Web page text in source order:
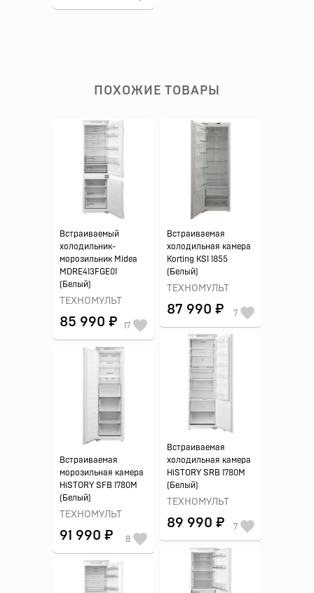
ПОХОЖИЕ ТОВАРЫ
Встраиваемый
холодильник-
морозильник Midea
MDRE413FGE01
(Белый)
ТЕХНОМУЛЬТ
85 990 ₽ 17
Встраиваемая
холодильная камера
Korting KSI 1855
(Белый)
ТЕХНОМУЛЬТ
87 990 ₽ 7
Встраиваемая
холодильная камера
HiSTORY SRB 1780M
(Белый)
ТЕХНОМУЛЬТ
89 990 ₽ 7
Встраиваемая
морозильная камера
HiSTORY SFB 1780M
(Белый)
ТЕХНОМУЛЬТ
91 990 ₽ 8